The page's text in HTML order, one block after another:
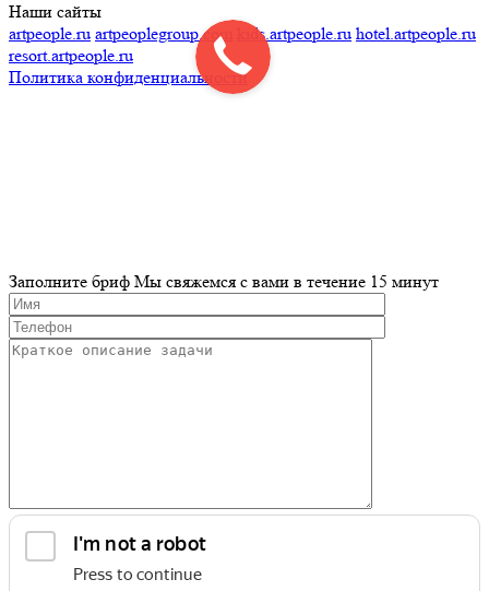
Наши сайты
artpeople.ru artpeoplegroup.com kids.artpeople.ru hotel.artpeople.ru
resort.artpeople.ru
Политика конфиденциальности
Заполните бриф Мы свяжемся с вами в течение 15 минут